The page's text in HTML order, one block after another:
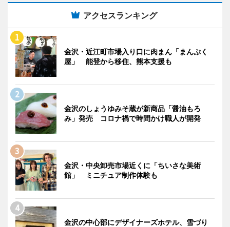
アクセスランキング
金沢・近江町市場入り口に肉まん「まんぷく
屋」 能登から移住、熊本支援も
金沢のしょうゆみそ蔵が新商品「醤油もろ
み」発売 コロナ禍で時間かけ職人が開発
金沢・中央卸売市場近くに「ちいさな美術
館」 ミニチュア制作体験も
金沢の中心部にデザイナーズホテル、雪づり